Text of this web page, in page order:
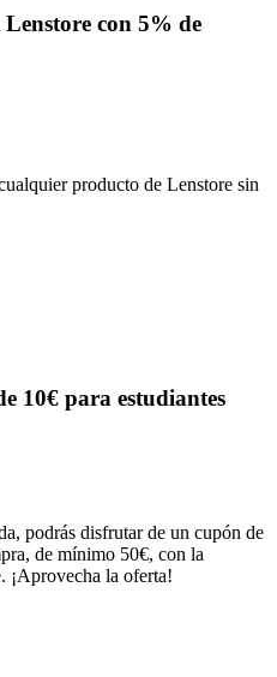
con 5% de
producto de Lenstore sin
10€ para estudiantes
podrás disfrutar de un cupón de
de mínimo 50€, con la
¡Aprovecha la oferta!